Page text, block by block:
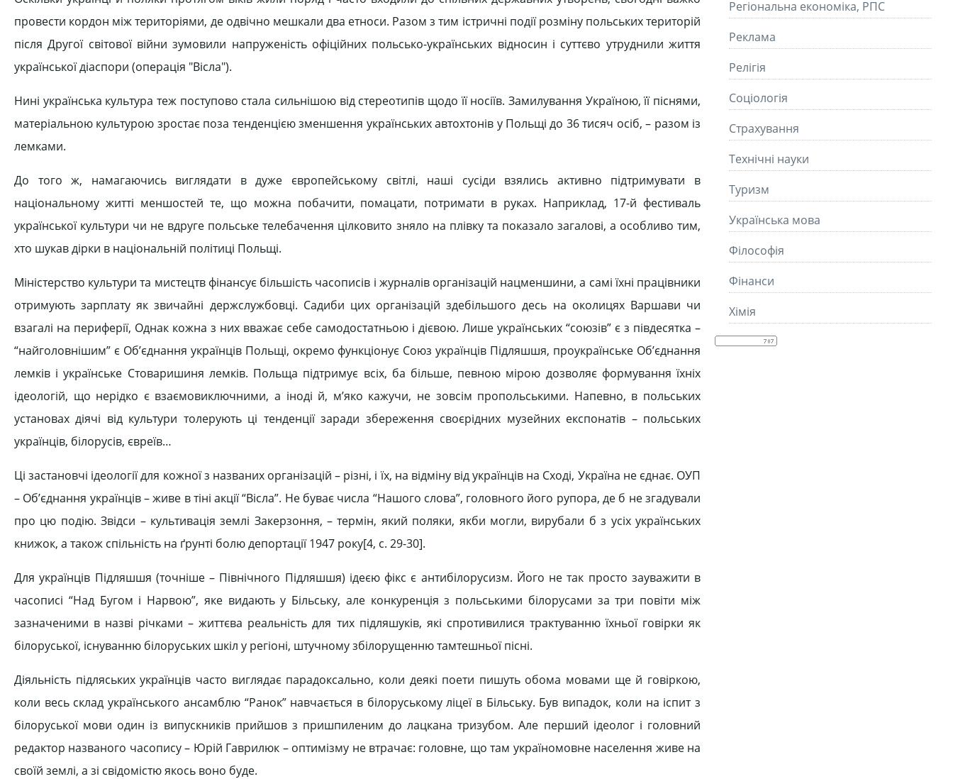
провести кордон між територіями, де одвічно мешкали два етноси. Разом з тим істричні події розміну польських територій
після Другої світової війни зумовили напруженість офіційних польсько-українських відносин і суттєво утруднили життя
української діаспори (операція "Вісла").
Нині українська культура теж поступово стала сильнішою від стереотипів щодо її носіїв. Замилування Україною, її піснями,
матеріальною культурою зростає поза тенденцією зменшення українських автохтонів у Польщі до 36 тисяч осіб, – разом із
лемками.
До того ж, намагаючись виглядати в дуже європейському світлі, наші сусіди взялись активно підтримувати в
національному житті меншостей те, що можна побачити, помацати, потримати в руках. Наприклад, 17-й фестиваль
української культури чи не вдруге польське телебачення цілковито зняло на плівку та показало загалові, а особливо тим,
хто шукав дірки в національній політиці Польщі.
Міністерство культури та мистецтв фінансує більшість часописів і журналів організацій нацменшини, а самі їхні працівники
отримують зарплату як звичайні держслужбовці. Садиби цих організацій здебільшого десь на околицях Варшави чи
взагалі на периферії, Однак кожна з них вважає себе самодостатньою і дієвою. Лише українських “союзів” є з півдесятка –
“найголовнішим” є Об’єднання українців Польщі, окремо функціонує Союз українців Підляшшя, проукраїнське Об’єднання
лемків і українське Стоваришиня лемків. Польща підтримує всіх, ба більше, певною мірою дозволяє формування їхніх
ідеологій, що нерідко є взаємовиключними, а іноді й, м’яко кажучи, не зовсім пропольськими. Напевно, в польських
установах діячі від культури толерують ці тенденції заради збереження своєрідних музейних експонатів – польських
українців, білорусів, євреїв…
Ці застановчі ідеології для кожної з названих організацій – різні, і їх, на відміну від українців на Сході, Україна не єднає. ОУП
– Об’єднання українців – живе в тіні акції “Вісла”. Не буває числа “Нашого слова”, головного його рупора, де б не згадували
про цю подію. Звідси – культивація землі Закерзоння, – термін, який поляки, якби могли, вирубали б з усіх українських
книжок, а також спільність на ґрунті болю депортації 1947 року[4, c. 29-30].
Для українців Підляшшя (точніше – Північного Підляшшя) ідеєю фікс є антибілорусизм. Його не так просто зауважити в
часописі “Над Бугом і Нарвою”, яке видають у Більську, але конкуренція з польськими білорусами за три повіти між
зазначеними в назві річками – життєва реальність для тих підляшуків, які спротивилися трактуванню їхньої говірки як
білоруської, існуванню білоруських шкіл у регіоні, штучному збілорущенню тамтешньої пісні.
Діяльність підляських українців часто виглядає парадоксально, коли деякі поети пишуть обома мовами ще й говіркою,
коли весь склад українського ансамблю “Ранок” навчається в білоруському ліцеї в Більську. Був випадок, коли на іспит з
білоруської мови один із випускників прийшов з пришпиленим до лацкана тризубом. Але перший ідеолог і головний
редактор названого часопису – Юрій Гаврилюк – оптимізму не втрачає: головне, що там україномовне населення живе на
своїй землі, а зі свідомістю якось воно буде.
Регіональна економіка, РПС
Реклама
Релігія
Соціологія
Страхування
Технічні науки
Туризм
Українська мова
Філософія
Фінанси
Хімія